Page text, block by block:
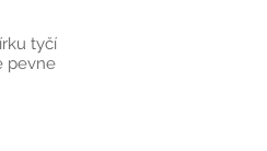
tyčí
pevne